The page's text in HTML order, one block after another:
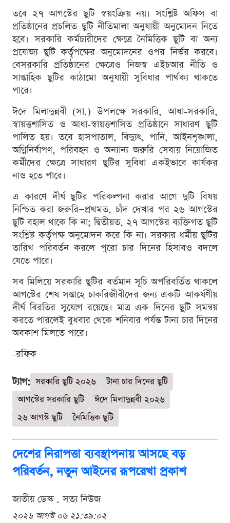
তবে ২৭ আগস্টের ছুটি স্বয়ংক্রিয় নয়। সংশ্লিষ্ট অফিস বা
প্রতিষ্ঠানের প্রচলিত ছুটি নীতিমালা অনুযায়ী অনুমোদন নিতে
হবে। সরকারি কর্মচারীদের ক্ষেত্রে নৈমিত্তিক ছুটি বা অন্য
প্রযোজ্য ছুটি কর্তৃপক্ষের অনুমোদনের ওপর নির্ভর করবে।
বেসরকারি প্রতিষ্ঠানের ক্ষেত্রেও নিজস্ব এইচআর নীতি ও
সাপ্তাহিক ছুটির কাঠামো অনুযায়ী সুবিধার পার্থক্য থাকতে
পারে।
ঈদে মিলাদুন্নবী (সা.) উপলক্ষে সরকারি, আধা-সরকারি,
স্বায়ত্তশাসিত ও আধা-স্বায়ত্তশাসিত প্রতিষ্ঠানে সাধারণ ছুটি
পালিত হয়। তবে হাসপাতাল, বিদ্যুৎ, পানি, আইনশৃঙ্খলা,
অগ্নিনির্বাপণ, পরিবহন ও অন্যান্য জরুরি সেবায় নিয়োজিত
কর্মীদের ক্ষেত্রে সাধারণ ছুটির সুবিধা একইভাবে কার্যকর
নাও হতে পারে।
এ কারণে দীর্ঘ ছুটির পরিকল্পনা করার আগে দুটি বিষয়
নিশ্চিত করা জরুরি—প্রথমত, চাঁদ দেখার পর ২৬ আগস্টের
ছুটি বহাল থাকে কি না; দ্বিতীয়ত, ২৭ আগস্টের ব্যক্তিগত ছুটি
সংশ্লিষ্ট কর্তৃপক্ষ অনুমোদন করে কি না। সরকার ধর্মীয় ছুটির
তারিখ পরিবর্তন করলে পুরো চার দিনের হিসাবও বদলে
যেতে পারে।
সব মিলিয়ে সরকারি ছুটির বর্তমান সূচি অপরিবর্তিত থাকলে
আগস্টের শেষ সপ্তাহে চাকরিজীবীদের জন্য একটি আকর্ষণীয়
দীর্ঘ বিরতির সুযোগ রয়েছে। মাত্র এক দিনের ছুটি সমন্বয়
করতে পারলেই বুধবার থেকে শনিবার পর্যন্ত টানা চার দিনের
অবকাশ মিলতে পারে।
-রফিক
ট্যাগ: সরকারি ছুটি ২০২৬
টানা চার দিনের ছুটি
আগস্টের সরকারি ছুটি
ঈদে মিলাদুন্নবী ২০২৬
২৬ আগস্ট ছুটি
নৈমিত্তিক ছুটি
দেশের নিরাপত্তা ব্যবস্থাপনায় আসছে বড়
পরিবর্তন, নতুন আইনের রূপরেখা প্রকাশ
জাতীয় ডেস্ক . সত্য নিউজ
২০২৬ আগস্ট ০৬ ২১:৩৯:০২